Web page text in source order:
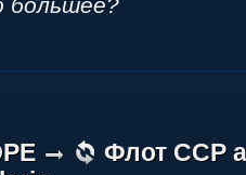
большее?
Флот CCP